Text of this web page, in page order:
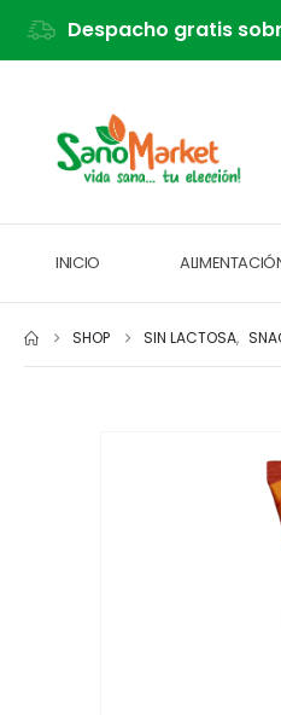
Despacho gratis
INICIO
SHOP SIN LACTOSA,